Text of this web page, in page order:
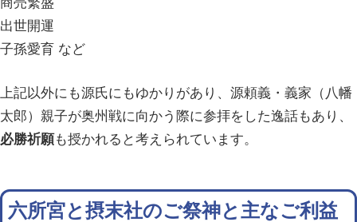
出世開運
子孫愛育 など
上記以外にも源氏にもゆかりがあり、源頼義・義家（八幡
太郎）親子が奥州戦に向かう際に参拝をした逸話もあり、
必勝祈願も授かれると考えられています。
六所宮と摂末社のご祭神と主なご利益